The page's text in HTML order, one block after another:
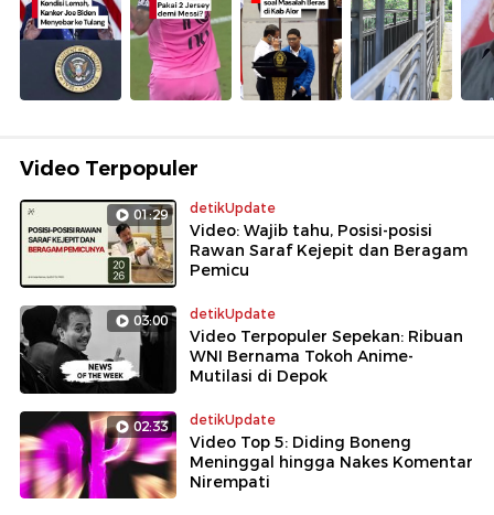
Video Terpopuler
01:29 detikUpdate
Video: Wajib tahu, Posisi-posisi
Rawan Saraf Kejepit dan Beragam
Pemicu
03:00 detikUpdate
Video Terpopuler Sepekan: Ribuan
WNI Bernama Tokoh Anime-
Mutilasi di Depok
02:33 detikUpdate
Video Top 5: Diding Boneng
Meninggal hingga Nakes Komentar
Nirempati